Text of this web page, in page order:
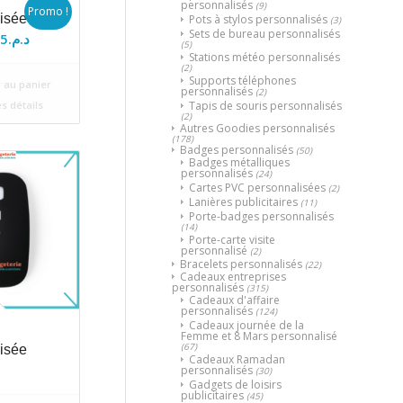
:
د.م.80.
د.م.Le
actuel
est :
د.م.75.
Promo !
panier
détails
personnalisés (9)
Pots à stylos personnalisés (3)
Sets de bureau personnalisés
(5)
Stations météo personnalisés
(2)
Supports téléphones
personnalisés (2)
Tapis de souris personnalisés
(2)
Autres Goodies personnalisés
(178)
Badges personnalisés (50)
Badges métalliques
personnalisés (24)
Cartes PVC personnalisées (2)
Lanières publicitaires (11)
Porte-badges personnalisés
(14)
Porte-carte visite
personnalisé (2)
Bracelets personnalisés (22)
Cadeaux entreprises
personnalisés (315)
Cadeaux d'affaire
personnalisés (124)
Cadeaux journée de la
Femme et 8 Mars personnalisé
(67)
Cadeaux Ramadan
personnalisés (30)
Gadgets de loisirs
publicitaires (45)